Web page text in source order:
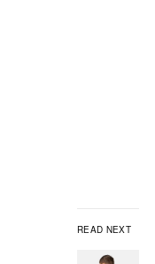
READ NEXT